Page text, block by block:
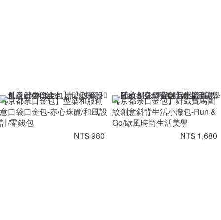
【京都奈口金包】型染和服創
意口袋口金包-赤心珠簾/和風設
計/零錢包
NT$ 980
【京都奈口金包】針織寶馬圖
紋創意斜背生活小廢包-Run &
Go/歐風時尚生活美學
NT$ 1,680